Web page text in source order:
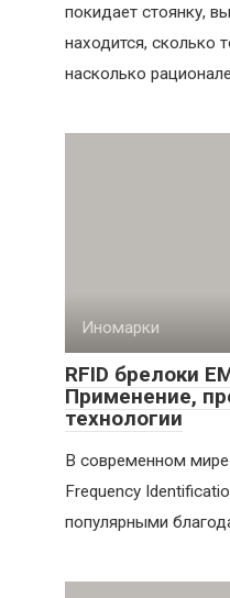
покидает стоянку,
находится, сколько
насколько
Иномарки
RFID брелоки
Применение,
технологии
В современном мире
Frequency
популярными